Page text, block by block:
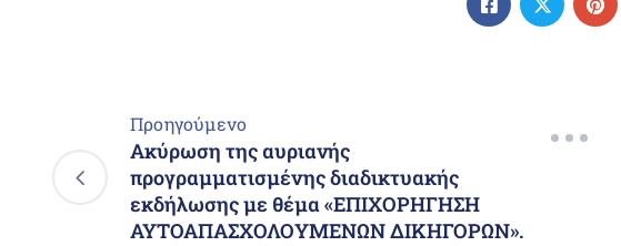
Προηγούμενο
Ακύρωση της αυριανής
προγραμματισμένης διαδικτυακής
εκδήλωσης με θέμα «ΕΠΙΧΟΡΗΓΗΣΗ
ΑΥΤΟΑΠΑΣΧΟΛΟΥΜΕΝΩΝ ΔΙΚΗΓΟΡΩΝ».